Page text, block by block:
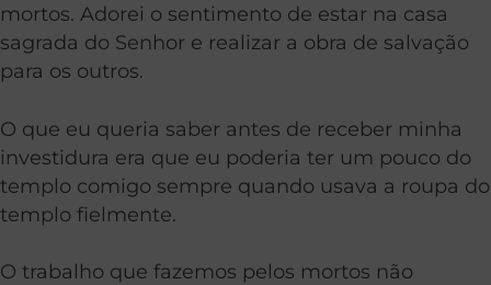
mortos. Adorei o sentimento de estar na casa
sagrada do Senhor e realizar a obra de salvação
para os outros.
O que eu queria saber antes de receber minha
investidura era que eu poderia ter um pouco do
templo comigo sempre quando usava a roupa do
templo fielmente.
O trabalho que fazemos pelos mortos não